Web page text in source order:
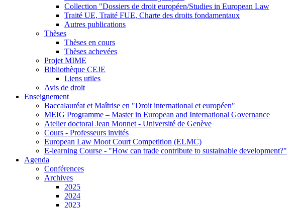
Collection "Dossiers de droit européen/Studies in European Law
Traité UE, Traité FUE, Charte des droits fondamentaux
Autres publications
Thèses
Thèses en cours
Thèses achevées
Projet MIME
Bibliothèque CEJE
Liens utiles
Avis de droit
Enseignement
Baccalauréat et Maîtrise en "Droit international et européen"
MEIG Programme – Master in European and International Governance
Atelier doctoral Jean Monnet - Université de Genève
Cours - Professeurs invités
European Law Moot Court Competition (ELMC)
E-learning Course - "How can trade contribute to sustainable development?"
Agenda
Conférences
Archives
2025
2024
2023